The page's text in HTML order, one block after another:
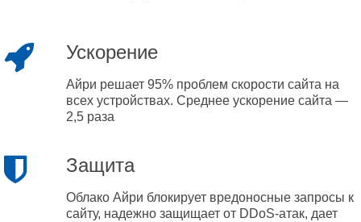
Ускорение
Айри решает 95% проблем скорости сайта на
всех устройствах. Среднее ускорение сайта —
2,5 раза
Защита
Облако Айри блокирует вредоносные запросы к
сайту, надежно защищает от DDoS-атак, дает